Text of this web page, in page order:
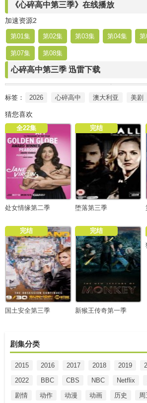
《心碎高中第三季》在线播放
加速资源2
第01集 第02集 第03集 第04集
第07集 第08集
心碎高中第三季 迅雷下载
标签： 2026 心碎高中 澳大利亚 美剧
猜您喜欢
全22集
处女情缘第二季
完结
堕落第三季
完结
国土安全第三季
完结
新猴王传奇第一季
剧集分类
2015 2016 2017 2018 2019
2022
BBC CBS NBC Netflix
剧情
动作 动漫 动画 历史 周